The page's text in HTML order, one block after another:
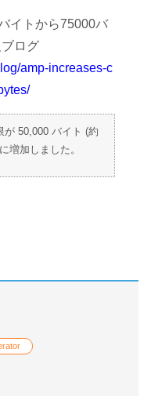
イトから75000バ
ログ
amp-increases-c
50,000 バイト (約
増加しました。